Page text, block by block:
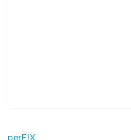
perFIX